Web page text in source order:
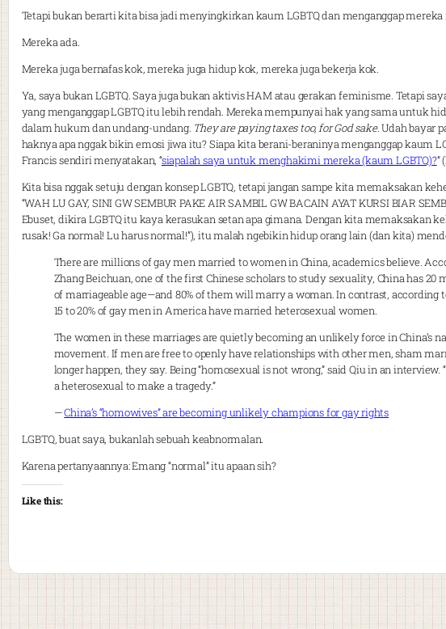
Tetapi bukan berarti kita bisa jadi menyingkirkan kaum LGBTQ dan menganggap mereka
Mereka ada.
Mereka juga bernafas kok, mereka juga hidup kok, mereka juga bekerja kok.
Ya, saya bukan LGBTQ. Saya juga bukan aktivis HAM atau gerakan feminisme. Tetapi
yang menganggap LGBTQ itu lebih rendah. Mereka mempunyai hak yang sama untuk
dalam hukum dan undang-undang. They are paying taxes too, for God sake. Udah bayar
haknya apa nggak bikin emosi jiwa itu? Siapa kita berani-beraninya menganggap kaum
Francis sendiri menyatakan, “siapalah saya untuk menghakimi mereka (kaum LGBTQ)?”
Kita bisa nggak setuju dengan konsep LGBTQ, tetapi jangan sampe kita memaksakan
“WAH LU GAY, SINI GW SEMBUR PAKE AIR SAMBIL GW BACAIN AYAT KURSI BIAR
Ebuset, dikira LGBTQ itu kaya kerasukan setan apa gimana. Dengan kita memaksakan
rusak! Ga normal! Lu harus normal!”), itu malah ngebikin hidup orang lain (dan kita)
There are millions of gay men married to women in China, academics believe.
Zhang Beichuan, one of the first Chinese scholars to study sexuality, China has
of marriageable age—and 80% of them will marry a woman. In contrast, according
15 to 20% of gay men in America have married heterosexual women.
The women in these marriages are quietly becoming an unlikely force in China’s
movement. If men are free to openly have relationships with other men, sham
longer happen, they say. Being “homosexual is not wrong,” said Qiu in an interview.
a heterosexual to make a tragedy.”
—China’s “homowives” are becoming unlikely champions for gay rights
LGBTQ, buat saya, bukanlah sebuah keabnormalan.
Karena pertanyaannya: Emang “normal” itu apaan sih?
Like this: